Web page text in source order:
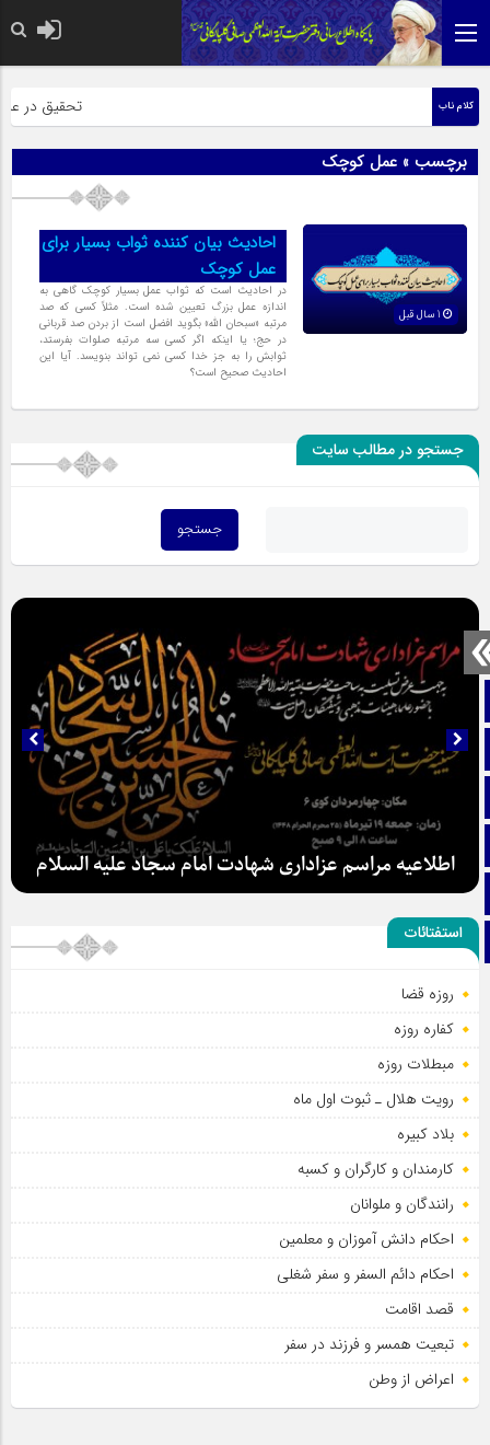
صفحه نخست
تماس با ما
اینستاگرام
تلگرام
کلام ناب تحقیق در
برچسب » عمل کوچک
احادیث بیان کننده ثواب بسیار برای
عمل کوچک
در احادیث است که ثواب عمل بسیار کوچک گاهى به
اندازه عمل بزرگ تعیین شده است. مثلاً کسى که صد
مرتبه «سبحان الله» بگوید افضل است از بردن صد قربانى
در حج؛ یا اینکه اگر کسى سه مرتبه صلوات بفرستد،
ثوابش را به جز خدا کسى نمى تواند بنویسد. آیا این
احادیث صحیح است؟
جستجو در مطالب سایت
اطلاعیه مراسم عزاداری شهادت امام سجاد علیه السلام
استفتائات
روزه قضا
کفاره روزه
مبطلات روزه
رویت هلال ـ ثبوت اول ماه
بلاد کبیره
کارمندان و کارگران و کسبه
رانندگان و ملوانان
احکام دانش آموزان و معلمین
احکام دائم السفر و سفر شغلی
قصد اقامت
تبعیت همسر و فرزند در سفر
اعراض از وطن